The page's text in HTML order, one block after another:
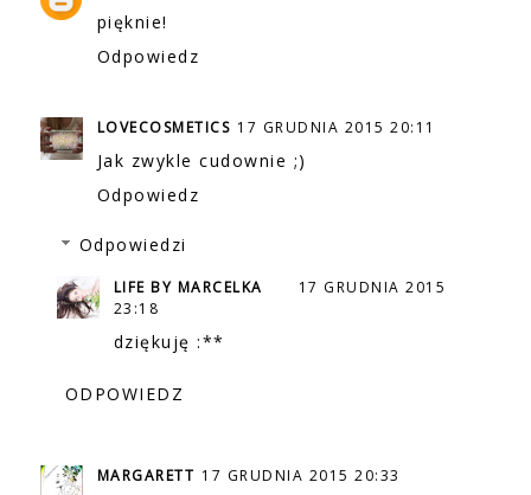
pięknie!
Odpowiedz
LOVECOSMETICS 17 GRUDNIA 2015 20:11
Jak zwykle cudownie ;)
Odpowiedz
Odpowiedzi
LIFE BY MARCELKA
17 GRUDNIA 2015
23:18
dziękuję :**
ODPOWIEDZ
MARGARETT 17 GRUDNIA 2015 20:33